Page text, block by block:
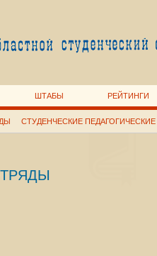
ШТАБЫ РЕЙТИНГИ
СТУДЕНЧЕСКИЕ